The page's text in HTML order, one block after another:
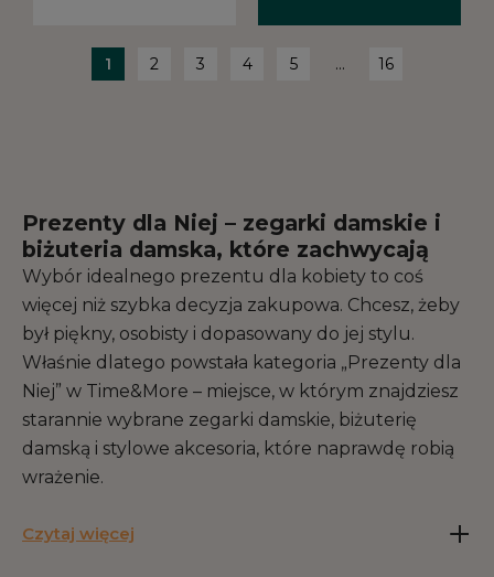
1 2 3 4 5 ... 16
Prezenty dla Niej – zegarki damskie i
biżuteria damska, które zachwycają
Wybór idealnego prezentu dla kobiety to coś
więcej niż szybka decyzja zakupowa. Chcesz, żeby
był piękny, osobisty i dopasowany do jej stylu.
Właśnie dlatego powstała kategoria „Prezenty dla
Niej” w Time&More – miejsce, w którym znajdziesz
starannie wybrane zegarki damskie, biżuterię
damską i stylowe akcesoria, które naprawdę robią
wrażenie.
Czytaj więcej